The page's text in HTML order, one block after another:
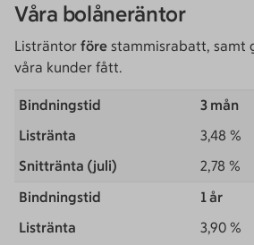
Våra bolåneräntor
Listräntor före stammisrabatt, samt
våra kunder fått.
3 mån
3,48 %
2,78 %
1 år
3,90 %